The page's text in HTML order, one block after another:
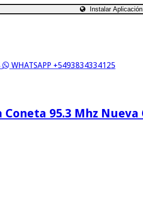
Instalar Aplicación
WHATSAPP +5493834334125
Coneta 95.3 Mhz Nueva